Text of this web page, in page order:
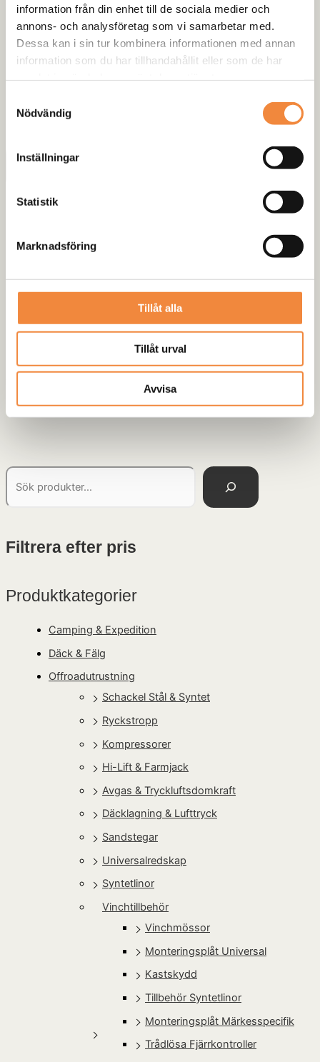
information från din enhet till de sociala medier och
annons- och analysföretag som vi samarbetar med.
Dessa kan i sin tur kombinera informationen med annan
information som du har tillhandahållit eller som de har
Nödvändig
Inställningar
Statistik
Marknadsföring
Tillåt alla
Tillåt urval
Avvisa
Filtrera efter pris
Produktkategorier
Camping & Expedition
Däck & Fälg
Offroadutrustning
Schackel Stål & Syntet
Ryckstropp
Kompressorer
Hi-Lift & Farmjack
Avgas & Tryckluftsdomkraft
Däcklagning & Lufttryck
Sandstegar
Universalredskap
Syntetlinor
Vinchtillbehör
Vinchmössor
Monteringsplåt Universal
Kastskydd
Tillbehör Syntetlinor
Monteringsplåt Märkesspecifik
Trådlösa Fjärrkontroller
Hur ofta bör jag kontrollera vinschvajern?
Vajern bör inspekteras regelbundet, särskilt efter hård
belastning eller terrängkörning.